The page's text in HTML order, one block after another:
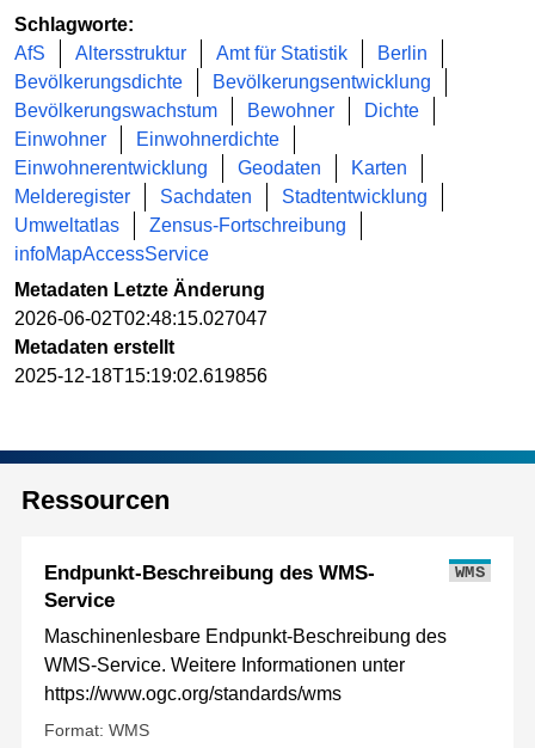
Schlagworte:
AfS
Altersstruktur Amt für Statistik
Berlin
Bevölkerungsdichte
Bevölkerungsentwicklung
Bevölkerungswachstum
Bewohner
Dichte
Einwohner
Einwohnerdichte
Einwohnerentwicklung
Geodaten
Karten
Melderegister
Sachdaten
Stadtentwicklung
Umweltatlas
Zensus-Fortschreibung
infoMapAccessService
Metadaten Letzte Änderung
2026-06-02T02:48:15.027047
Metadaten erstellt
2025-12-18T15:19:02.619856
Ressourcen
Endpunkt-Beschreibung des WMS-
Service
WMS
Maschinenlesbare Endpunkt-Beschreibung des
WMS-Service. Weitere Informationen unter
https://www.ogc.org/standards/wms
Format: WMS